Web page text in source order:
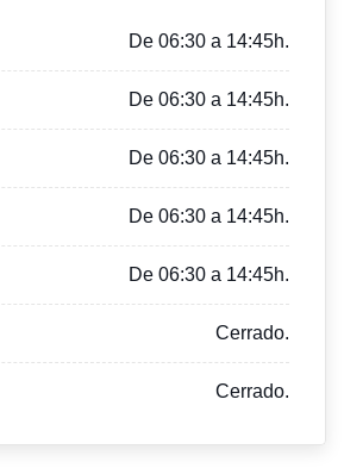
De 06:30 a 14:45h.
De 06:30 a 14:45h.
De 06:30 a 14:45h.
De 06:30 a 14:45h.
De 06:30 a 14:45h.
Cerrado.
Cerrado.